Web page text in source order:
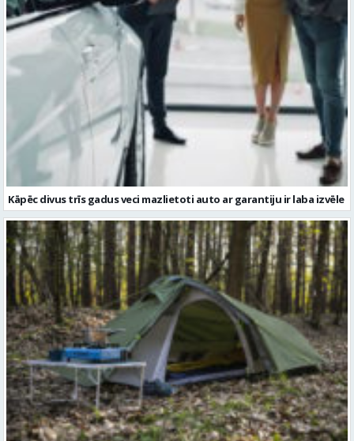
Kāpēc divus trīs gadus veci mazlietoti auto ar garantiju ir laba izvēle
Kā izvēlēties izturīgu telti? Svarīgākie tehniskie parametri un
salīdzinājums